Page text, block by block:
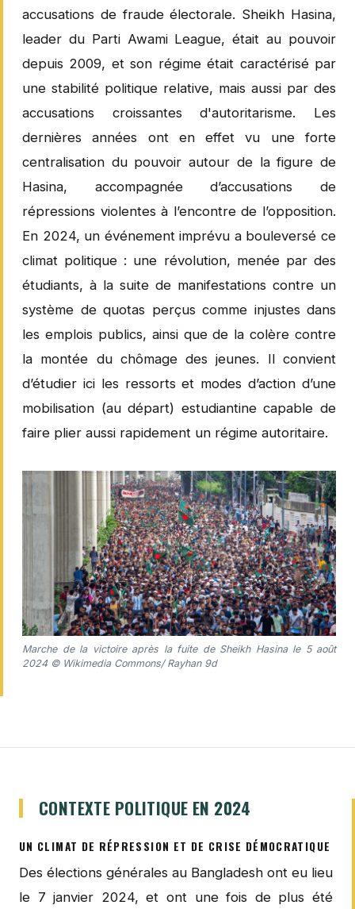
accusations de fraude électorale. Sheikh Hasina,
leader du Parti Awami League, était au pouvoir
depuis 2009, et son régime était caractérisé par
une stabilité politique relative, mais aussi par des
accusations croissantes d'autoritarisme. Les
dernières années ont en effet vu une forte
centralisation du pouvoir autour de la figure de
Hasina, accompagnée d’accusations de
répressions violentes à l’encontre de l’opposition.
En 2024, un événement imprévu a bouleversé ce
climat politique : une révolution, menée par des
étudiants, à la suite de manifestations contre un
système de quotas perçus comme injustes dans
les emplois publics, ainsi que de la colère contre
la montée du chômage des jeunes. Il convient
d’étudier ici les ressorts et modes d’action d’une
mobilisation (au départ) estudiantine capable de
faire plier aussi rapidement un régime autoritaire.
Marche de la victoire après la fuite de Sheikh Hasina le 5 août
2024 © Wikimedia Commons/ Rayhan 9d
CONTEXTE POLITIQUE EN 2024
UN CLIMAT DE RÉPRESSION ET DE CRISE DÉMOCRATIQUE
Des élections générales au Bangladesh ont eu lieu
le 7 janvier 2024, et ont une fois de plus été